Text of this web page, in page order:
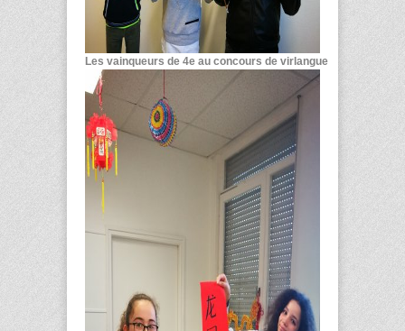
Les vainqueurs de 4e au concours de virlangue